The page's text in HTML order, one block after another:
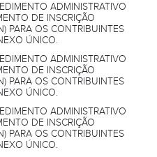
ADMINISTRATIVO
DE INSCRIÇÃO
PARA OS CONTRIBUINTES
ÚNICO.
ADMINISTRATIVO
DE INSCRIÇÃO
PARA OS CONTRIBUINTES
ÚNICO.
ADMINISTRATIVO
DE INSCRIÇÃO
PARA OS CONTRIBUINTES
ÚNICO.